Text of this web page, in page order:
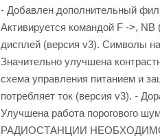
- Добавлен дополнительный
Активируется командой F ->,
дисплей (версия v3). Символы
Значительно улучшена
схема управления питанием и
потребляет ток (версия v3). -
Улучшена работа порогового
РАДИОСТАНЦИИ НЕОБХОДИМО: